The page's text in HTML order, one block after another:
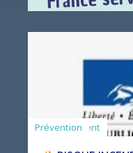
Agriculture
Arrêté
Environnement
Prévention